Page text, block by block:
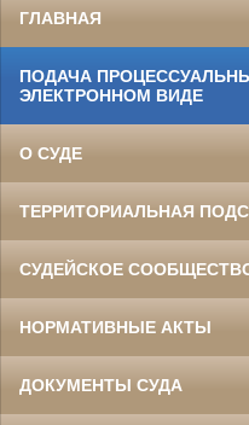
ГЛАВНАЯ
ПОДАЧА
ЭЛЕКТРОННОМ ВИДЕ
О СУДЕ
ТЕРРИТОРИАЛЬНАЯ
СУДЕЙСКОЕ
НОРМАТИВНЫЕ АКТЫ
ДОКУМЕНТЫ СУДА